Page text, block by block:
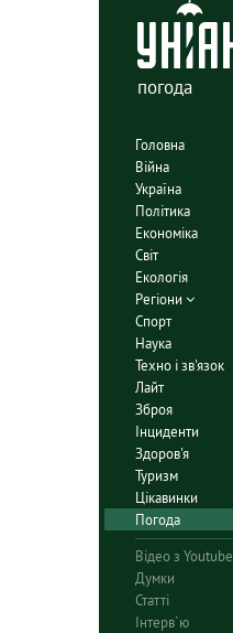
погода
Головна
Війна
Україна
Політика
Економіка
Світ
Екологія
Регіони
Спорт
Наука
Техно і зв'язок
Лайт
Зброя
Інциденти
Здоров'я
Туризм
Цікавинки
Погода
Відео з Youtube
Думки
Статті
Інтерв`ю